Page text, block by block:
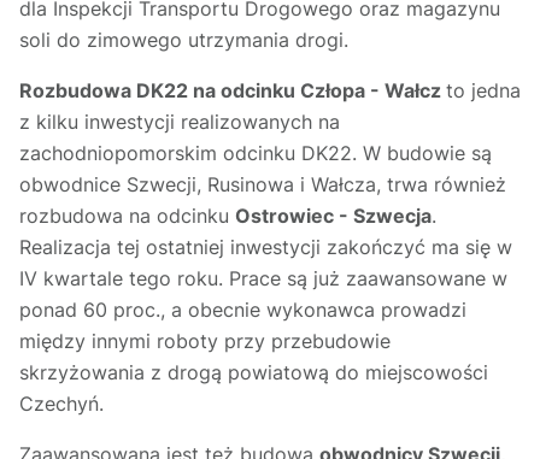
dla Inspekcji Transportu Drogowego oraz magazynu
soli do zimowego utrzymania drogi.
Rozbudowa DK22 na odcinku Człopa - Wałcz to jedna
z kilku inwestycji realizowanych na
zachodniopomorskim odcinku DK22. W budowie są
obwodnice Szwecji, Rusinowa i Wałcza, trwa również
rozbudowa na odcinku Ostrowiec - Szwecja.
Realizacja tej ostatniej inwestycji zakończyć ma się w
IV kwartale tego roku. Prace są już zaawansowane w
ponad 60 proc., a obecnie wykonawca prowadzi
między innymi roboty przy przebudowie
skrzyżowania z drogą powiatową do miejscowości
Czechyń.